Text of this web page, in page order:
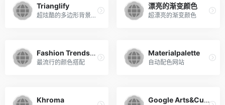
Trianglify
超炫酷的多边形背景色块
漂亮的渐变颜色
超漂亮的渐变颜色
Fashion Trendsetter
最流行的颜色搭配
Materialpalette
自动配色网站
Khroma Google Arts&Culture